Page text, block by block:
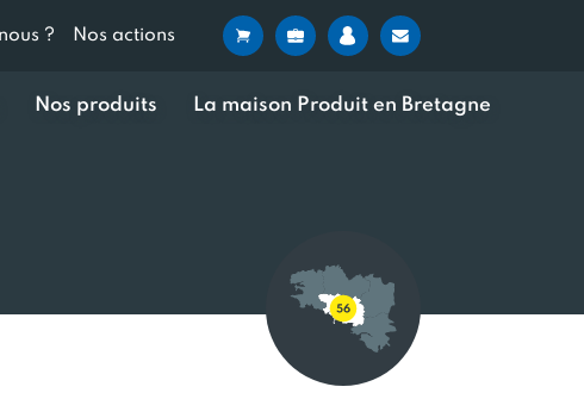
? Nos actions
Nos produits La maison Produit en Bretagne